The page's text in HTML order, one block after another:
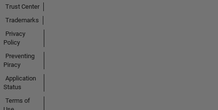
Trust Center
Trademarks
Privacy
Policy
Preventing
Piracy
Application
Status
Terms of